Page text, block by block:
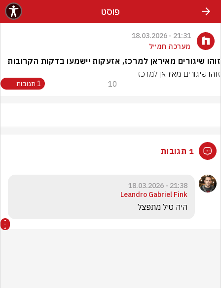
פוסט
21:31 - 18.03.2026
מערכת חמ״ל
זוהו שיגורים מאיראן למרכז, אזעקות יישמעו בדקות הקרובות
זוהו שיגורים מאיראן למרכז
10 1 תגובות
1 תגובות
21:38 - 18.03.2026
Leandro Gabriel Fink
היה טיל מתפצל